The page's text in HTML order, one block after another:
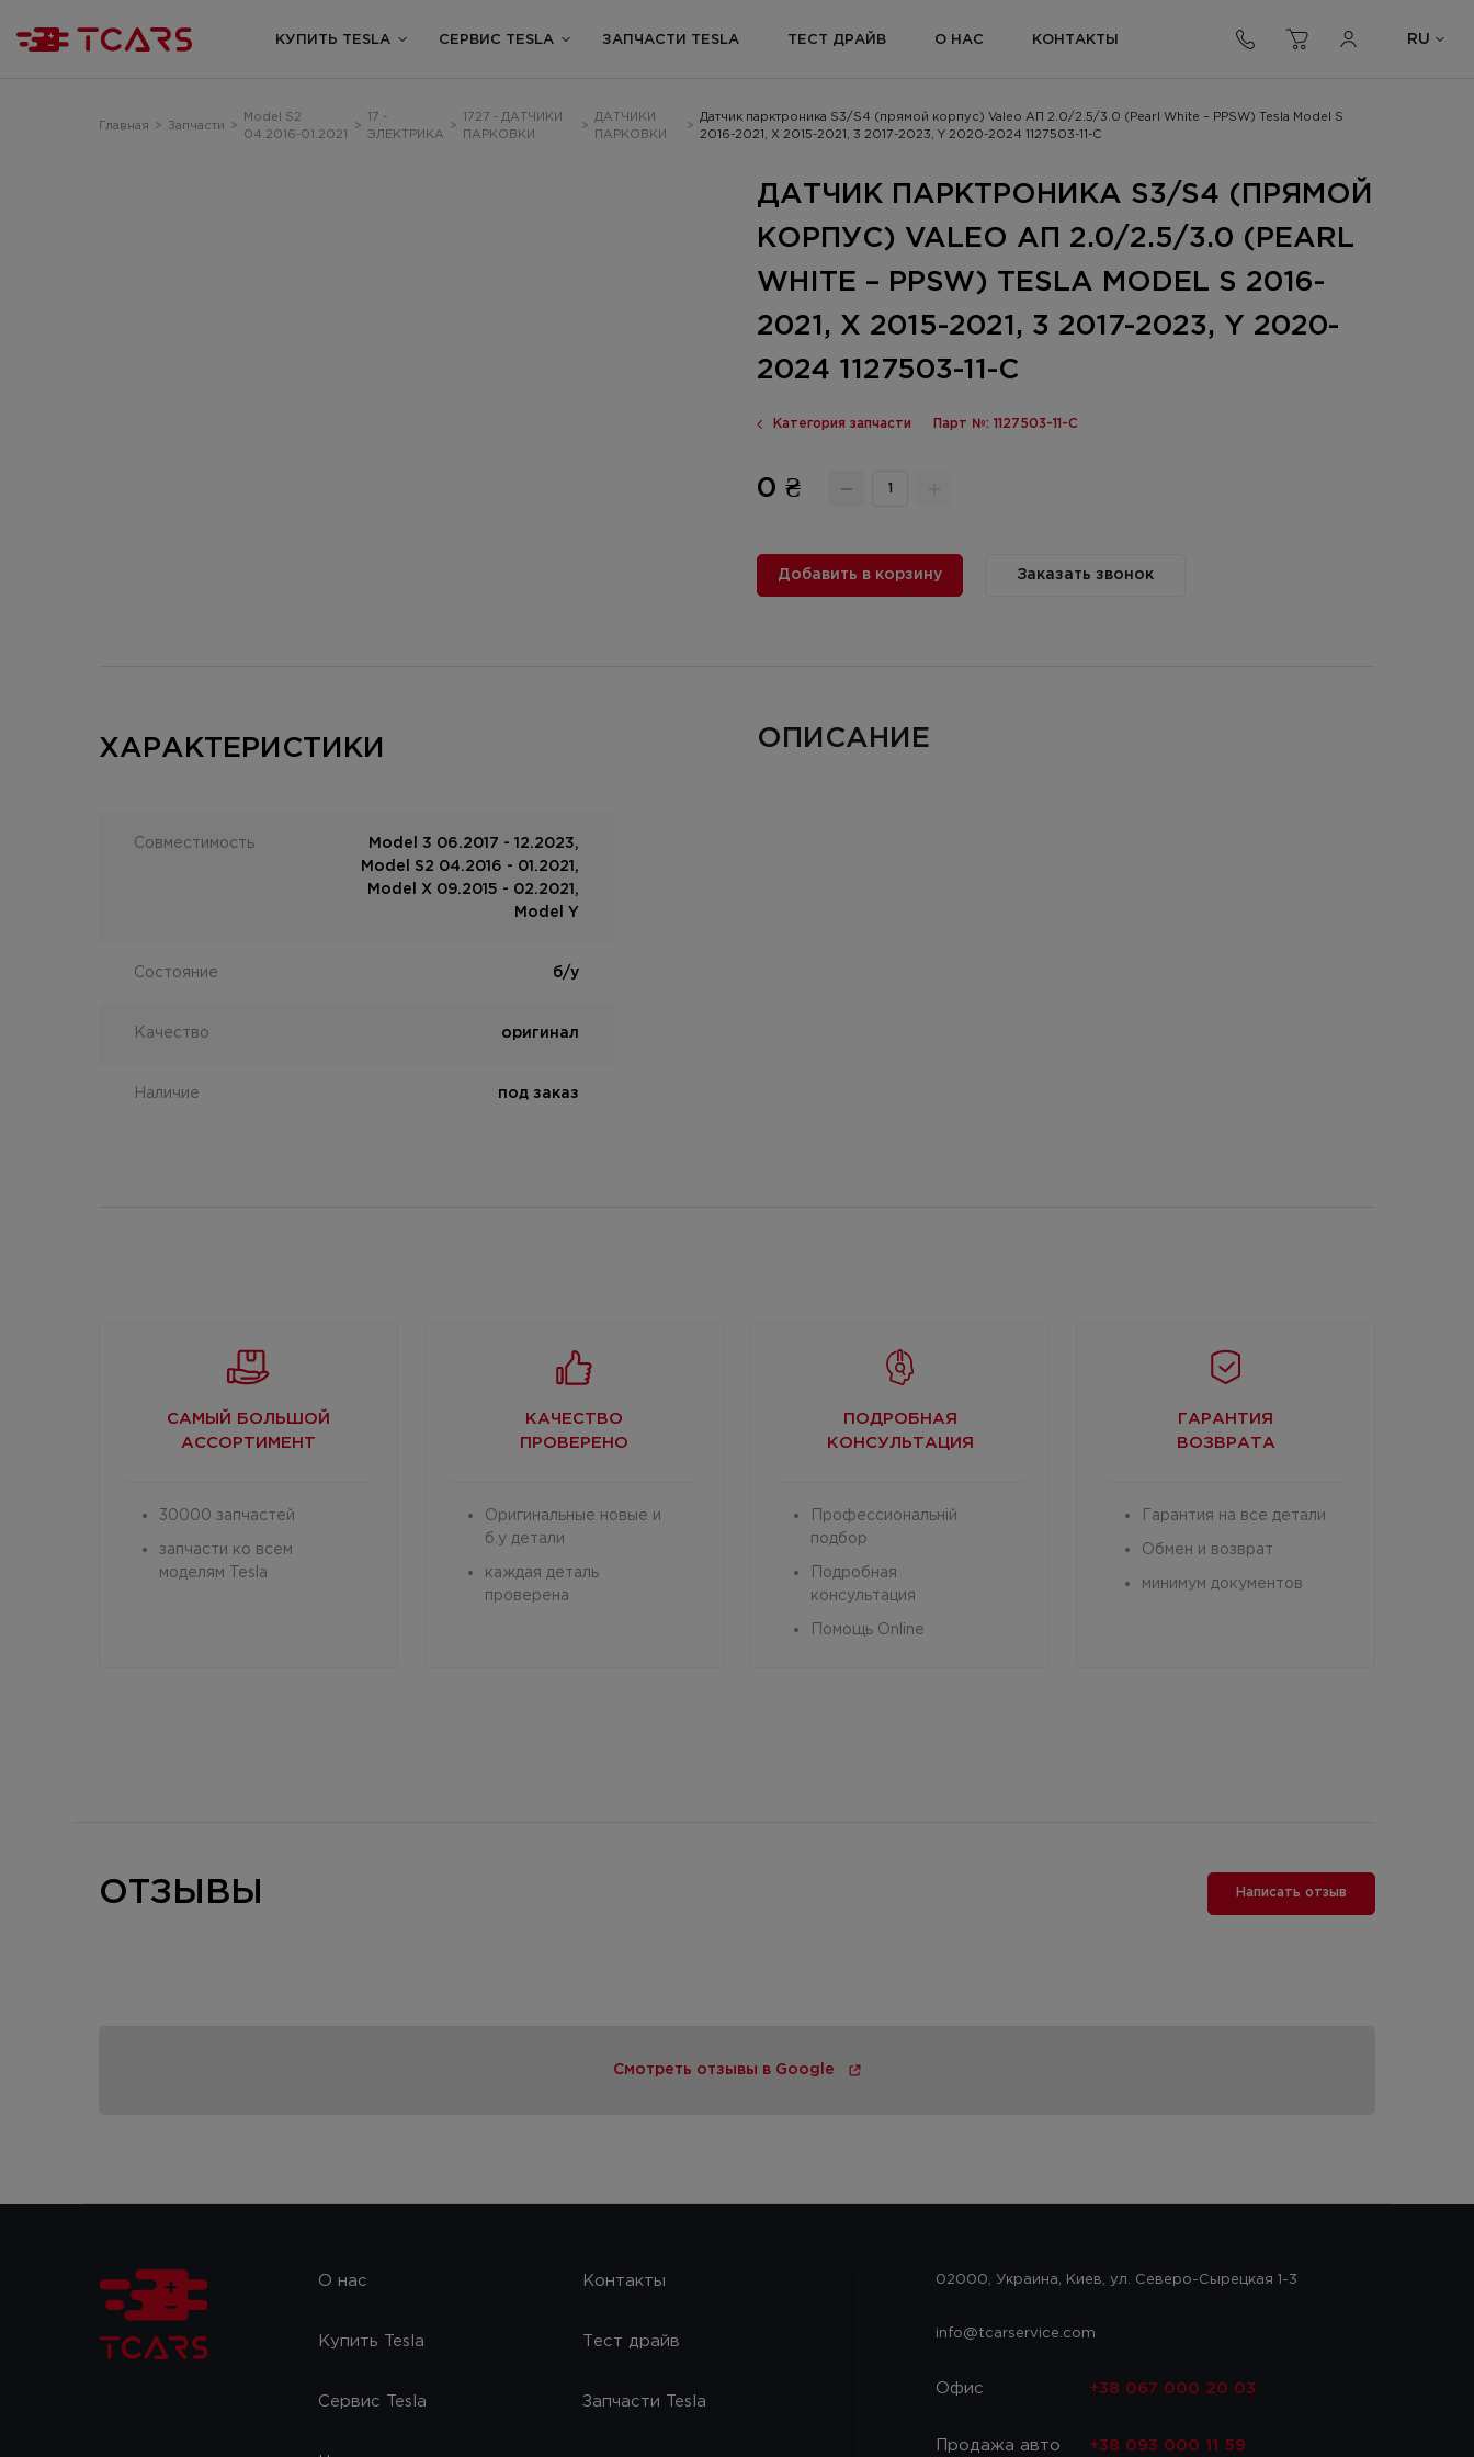
КУПИТЬ TESLA СЕРВИС TESLA ЗАПЧАСТИ TESLA ТЕСТ ДРАЙВ О НАС КОНТАКТЫ RU
Главная > Запчасти >
Model S2
04.2016-01.2021
>
17 -
ЭЛЕКТРИКА
>
1727 - ДАТЧИКИ
ПАРКОВКИ
>
ДАТЧИКИ
ПАРКОВКИ
>
Датчик парктроника S3/S4 (прямой корпус) Valeo АП 2.0/2.5/3.0 (Pearl White – PPSW) Tesla Model S
2016-2021, X 2015-2021, 3 2017-2023, Y 2020-2024 1127503-11-C
ДАТЧИК ПАРКТРОНИКА S3/S4 (ПРЯМОЙ
КОРПУС) VALEO АП 2.0/2.5/3.0 (PEARL
WHITE – PPSW) TESLA MODEL S 2016-
2021, X 2015-2021, 3 2017-2023, Y 2020-
2024 1127503-11-C
Категория запчасти Парт №: 1127503-11-C
0 ₴
Добавить в корзину Заказать звонок
ХАРАКТЕРИСТИКИ
Совместимость
Model 3 06.2017 - 12.2023,
Model S2 04.2016 - 01.2021,
Model X 09.2015 - 02.2021,
Model Y
Состояние б/у
Качество оригинал
Наличие под заказ
ОПИСАНИЕ
САМЫЙ БОЛЬШОЙ
АССОРТИМЕНТ
30000 запчастей
запчасти ко всем
моделям Tesla
КАЧЕСТВО
ПРОВЕРЕНО
Оригинальные новые и
б.у детали
каждая деталь
проверена
ПОДРОБНАЯ
КОНСУЛЬТАЦИЯ
Профессиональній
подбор
Подробная
консультация
Помощь Online
ГАРАНТИЯ
ВОЗВРАТА
Гарантия на все детали
Обмен и возврат
минимум документов
ОТЗЫВЫ Написать отзыв
Смотреть отзывы в Google
О нас Контакты
Купить Tesla Тест драйв
Сервис Tesla Запчасти Tesla
02000, Украина, Киев, ул. Северо-Сырецкая 1-3
info@tcarservice.com
Офис +38 067 000 20 03
Продажа авто +38 093 000 11 59